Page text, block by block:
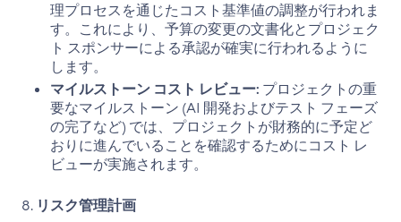
理プロセスを通じたコスト基準値の調整が行われま
す。これにより、予算の変更の文書化とプロジェク
ト スポンサーによる承認が確実に行われるように
します。
マイルストーン コスト レビュー: プロジェクトの重
要なマイルストーン (AI 開発およびテスト フェーズ
の完了など) では、プロジェクトが財務的に予定ど
おりに進んでいることを確認するためにコスト レ
ビューが実施されます。
リスク管理計画